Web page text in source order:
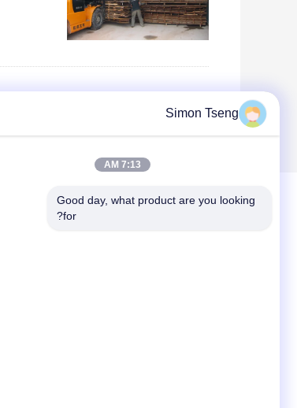
Simon Tseng
7:13 AM
Good day, what product are you looking
for?